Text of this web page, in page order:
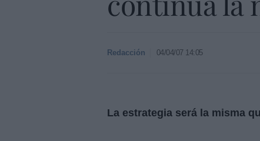
Redacción 04/04/07 14:05
La estrategia será la misma